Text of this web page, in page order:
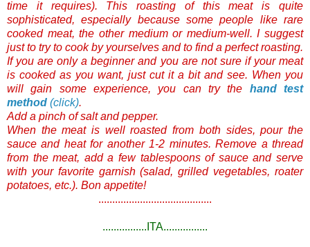
time it requires). This roasting of this meat is quite
sophisticated, especially because some people like rare
cooked meat, the other medium or medium-well. I suggest
just to try to cook by yourselves and to find a perfect roasting.
If you are only a beginner and you are not sure if your meat
is cooked as you want, just cut it a bit and see. When you
will gain some experience, you can try the hand test
method (click).
Add a pinch of salt and pepper.
When the meat is well roasted from both sides, pour the
sauce and heat for another 1-2 minutes. Remove a thread
from the meat, add a few tablespoons of sauce and serve
with your favorite garnish (salad, grilled vegetables, roater
potatoes, etc.). Bon appetite!
.........................................
................ITA................